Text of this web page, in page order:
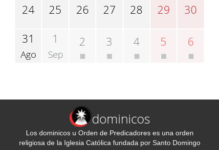
24 25 26 27 28 29 30
31
Ago
1
Sep
2 3 4 5 6
dominicos
Los dominicos u Orden de Predicadores es una orden
religiosa de la Iglesia Católica fundada por Santo Domingo